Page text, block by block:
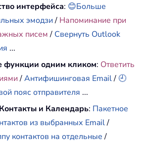
интерфейса: 😊Больше
эмодзи/ Напоминание при
писем/ Свернуть Outlook
...
функции одним кликом: Ответить
/Антифишинговая Email/ 🕘
пояс отправителя ...
Контакты и Календарь: Пакетное
из выбранных Email/
контактов на отдельные/